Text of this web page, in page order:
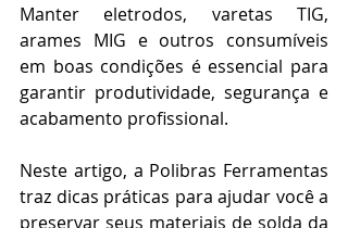
Manter eletrodos, varetas TIG,
arames MIG e outros consumíveis
em boas condições é essencial para
garantir produtividade, segurança e
acabamento profissional.
Neste artigo, a Polibras Ferramentas
traz dicas práticas para ajudar você a
preservar seus materiais de solda da